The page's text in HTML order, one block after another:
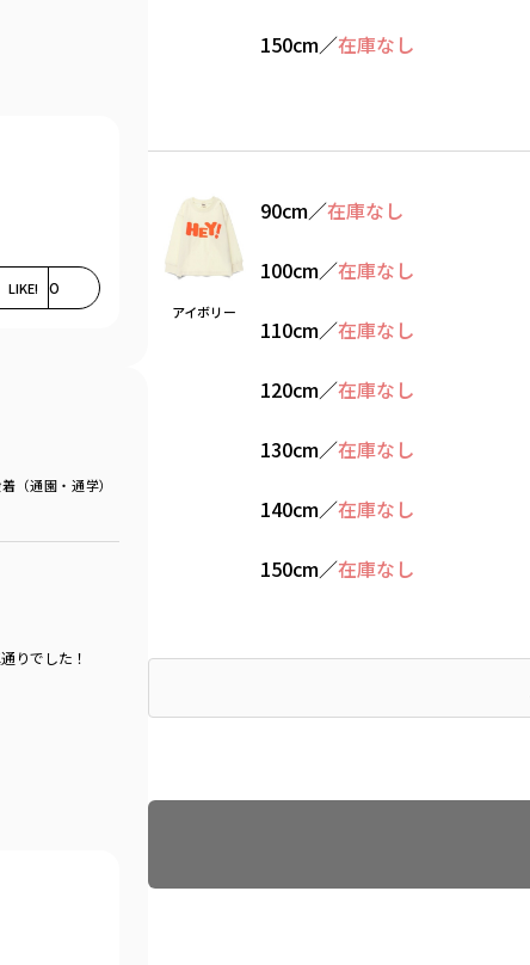
LIKE! 0
着（通園・通学）
りでした！
150cm／在庫なし
アイボリー
90cm／在庫なし
100cm／在庫なし
110cm／在庫なし
120cm／在庫なし
130cm／在庫なし
140cm／在庫なし
150cm／在庫なし